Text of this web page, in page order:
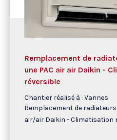
Remplacement de
une PAC air air Daikin -
réversible
Chantier réalisé à : Vannes
Remplacement de
air/air Daikin - Climatisation